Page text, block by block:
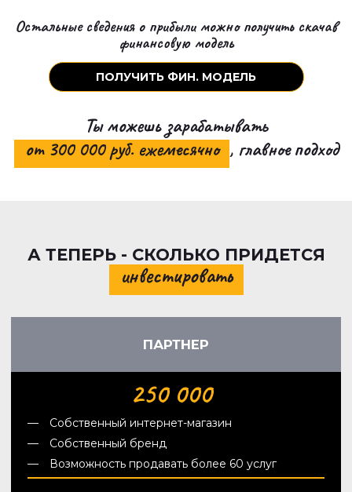
ПОЛУЧИТЬ ФИН. МОДЕЛЬ
Остальные сведения о прибыли можно получить скачав
финансовую модель
Ты можешь зарабатывать
от 300 000 руб. ежемесячно , главное подход
А ТЕПЕРЬ - СКОЛЬКО ПРИДЕТСЯ
инвестировать
ПАРТНЕР
250 000
Собственный интернет-магазин
Собственный бренд
Возможность продавать более 60 услуг